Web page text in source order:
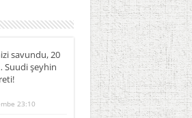
savundu, 20
Suudi şeyhin
23:10